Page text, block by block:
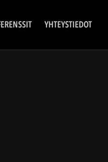
YHTEYSTIEDOT